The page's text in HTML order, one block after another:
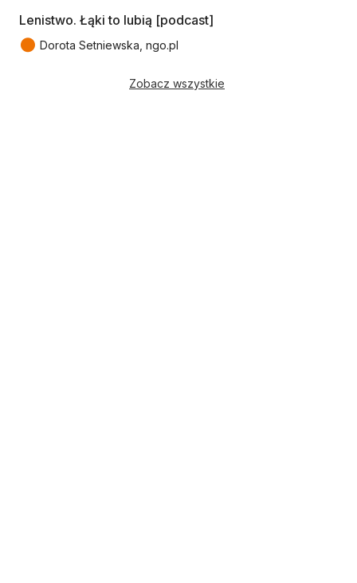
Lenistwo. Łąki to lubią [podcast]
● Dorota Setniewska, ngo.pl
Zobacz wszystkie